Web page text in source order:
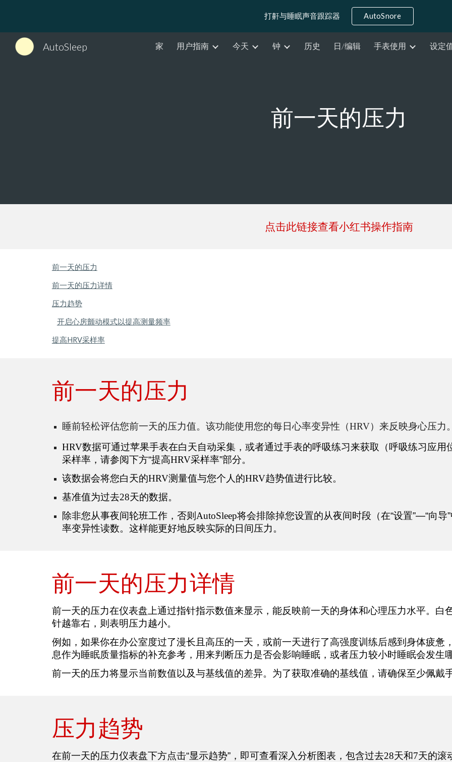
Skip to main content Skip to
打鼾与睡眠声音跟踪器 AutoSnore
AutoSleep 家 用户指南 今天 钟 历史 日/编辑 手表使用 设定
前一天的压力
点击此链接查看小红书操作指南
前一天的压力
前一天的压力详情
压力趋势
开启心房颤动模式以提高测量频率
提高HRV采样率
前一天的压力
睡前轻松评估您前一天的压力值。该功能使用您的每日心率变异性（HRV）来反映身心压力。
HRV数据可通过苹果手表在白天自动采集，或者通过手表的呼吸练习来获取（呼吸练习应用
采样率，请参阅下方“提高HRV采样率”部分。
该数据会将您白天的HRV测量值与您个人的HRV趋势值进行比较。
基准值为过去28天的数据。
除非您从事夜间轮班工作，否则 AutoSleep将会排除掉您设置的从夜间时段（在“设置”—“向导
率变异性读数。这样能更好地反映实际的日间压力。
前一天的压力详情
前一天的压力在仪表盘上通过指针指示数值来显示，能反映前一天的身体和心理压力水平。白
针越靠右，则表明压力越小。
例如，如果你在办公室度过了漫长且高压的一天，或前一天进行了高强度训练后感到身体疲惫
息作为睡眠质量指标的补充参考，用来判断压力是否会影响睡眠，或者压力较小时睡眠会发生
前一天的压力将显示当前数值以及与基线值的差异。为了获取准确的基线值，请确保至少佩戴
压力趋势
在前一天的压力仪表盘下方点击“显示趋势”，即可查看深入分析图表，包含过去28天和7天的滚